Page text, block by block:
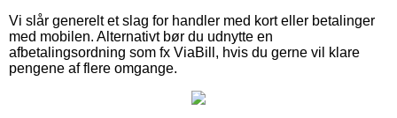
Vi slår generelt et slag for handler med kort eller betalinger
med mobilen. Alternativt bør du udnytte en
afbetalingsordning som fx ViaBill, hvis du gerne vil klare
pengene af flere omgange.